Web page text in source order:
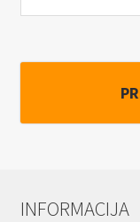
INFORMACIJA